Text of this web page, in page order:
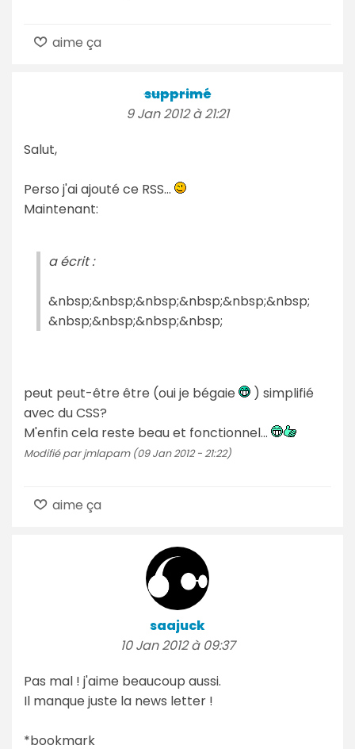
aime ça
supprimé
9 Jan 2012 à 21:21
Salut,
Perso j'ai ajouté ce RSS...
Maintenant:
a écrit :
&nbsp;&nbsp;&nbsp;&nbsp;&nbsp;&nbsp;
&nbsp;&nbsp;&nbsp;&nbsp;
peut peut-être être (oui je bégaie
) simplifié
avec du CSS?
M'enfin cela reste beau et fonctionnel...
Modifié par jmlapam (09 Jan 2012 - 21:22)
aime ça
saajuck
10 Jan 2012 à 09:37
Pas mal ! j'aime beaucoup aussi.
Il manque juste la news letter !
*bookmark